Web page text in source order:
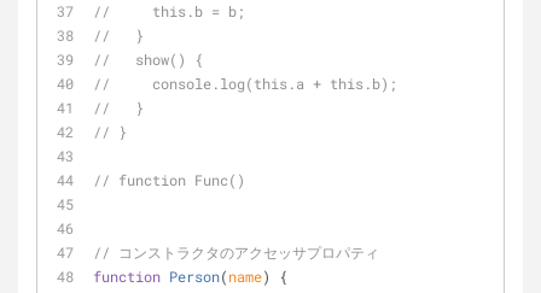
//     this.b = b;
//   }
//   show() {
//     console.log(this.a + this.b);
//   }
// }
// function Func()
// コンストラクタのアクセッサプロパティ
function Person(name)
{